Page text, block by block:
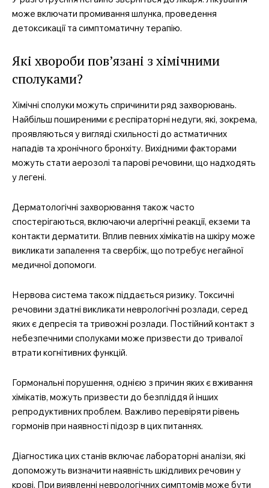
може включати промивання шлунка, проведення
детоксикації та симптоматичну терапію.
Які хвороби пов’язані з хімічними
сполуками?
Хімічні сполуки можуть спричинити ряд захворювань.
Найбільш поширеними є респіраторні недуги, які, зокрема,
проявляються у вигляді схильності до астматичних
нападів та хронічного бронхіту. Вихідними факторами
можуть стати аерозолі та парові речовини, що надходять
у легені.
Дерматологічні захворювання також часто
спостерігаються, включаючи алергічні реакції, екземи та
контакти дерматити. Вплив певних хімікатів на шкіру може
викликати запалення та свербіж, що потребує негайної
медичної допомоги.
Нервова система також піддається ризику. Токсичні
речовини здатні викликати неврологічні розлади, серед
яких є депресія та тривожні розлади. Постійний контакт з
небезпечними сполуками може призвести до тривалої
втрати когнітивних функцій.
Гормональні порушення, однією з причин яких є вживання
хімікатів, можуть призвести до безпліддя й інших
репродуктивних проблем. Важливо перевіряти рівень
гормонів при наявності підозр в цих питаннях.
Діагностика цих станів включає лабораторні аналізи, які
допоможуть визначити наявність шкідливих речовин у
крові. При виявленні неврологічних симптомів може бути